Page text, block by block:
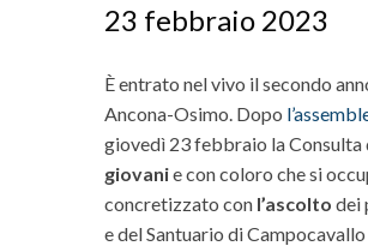
23 febbraio 2023
È entrato nel vivo il secondo
Ancona-Osimo. Dopo
giovedì 23 febbraio la Consulta
giovanie con coloro che si
concretizzato con l’ascolto dei
e del Santuario di